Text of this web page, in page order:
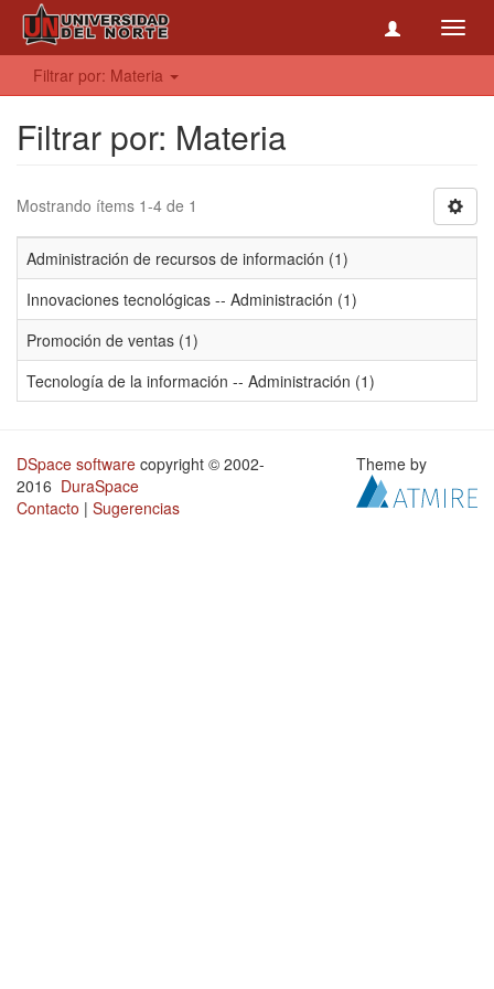
Filtrar por: Materia
Filtrar por: Materia
Mostrando ítems 1-4 de 1
Administración de recursos de información (1)
Innovaciones tecnológicas -- Administración (1)
Promoción de ventas (1)
Tecnología de la información -- Administración (1)
DSpace software copyright © 2002-
2016 DuraSpace
Contacto | Sugerencias
Theme by